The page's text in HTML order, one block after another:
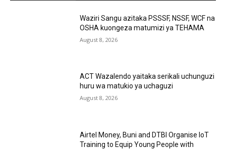
Waziri Sangu azitaka PSSSF, NSSF, WCF na
OSHA kuongeza matumizi ya TEHAMA
August 8, 2026
ACT Wazalendo yaitaka serikali uchunguzi
huru wa matukio ya uchaguzi
August 8, 2026
Airtel Money, Buni and DTBI Organise IoT
Training to Equip Young People with